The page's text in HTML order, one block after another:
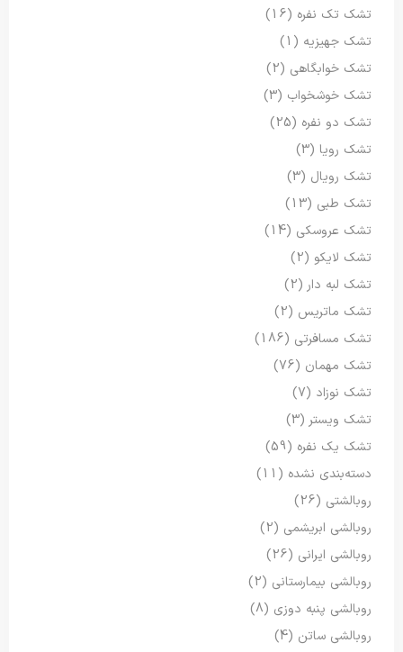
تشک تک نفره (16)
تشک جهیزیه (1)
تشک خوابگاهی (2)
تشک خوشخواب (3)
تشک دو نفره (25)
تشک رویا (3)
تشک رویال (3)
تشک طبی (13)
تشک عروسکی (14)
تشک لایکو (2)
تشک لبه دار (2)
تشک ماتریس (2)
تشک مسافرتی (186)
تشک مهمان (76)
تشک نوزاد (7)
تشک ویستر (3)
تشک یک نفره (59)
دسته‌بندی نشده (11)
روبالشتی (26)
روبالشی ابریشمی (2)
روبالشی ایرانی (26)
روبالشی بیمارستانی (2)
روبالشی پنبه دوزی (8)
روبالشی ساتن (4)